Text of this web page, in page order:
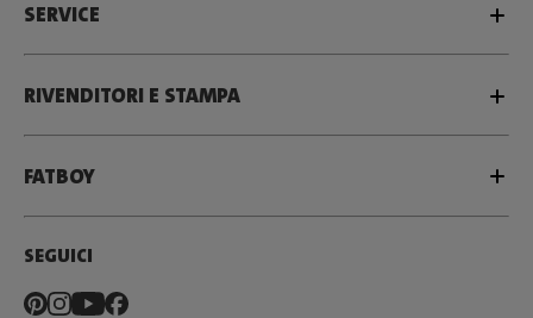
SERVICE
RIVENDITORI E STAMPA
FATBOY
SEGUICI